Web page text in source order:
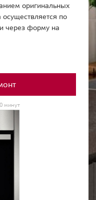
оригинальных
по
через форму на
минут